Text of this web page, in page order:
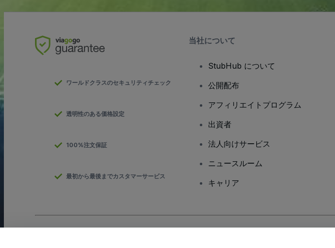
ワールドクラスのセキュリティチェック
透明性のある価格設定
100%注文保証
最初から最後までカスタマーサービス
当社について
StubHub について
公開配布
アフィリエイトプログラム
出資者
法人向けサービス
ニュースルーム
キャリア